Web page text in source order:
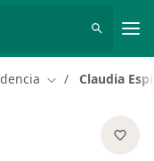
Cambiar de
Claudia